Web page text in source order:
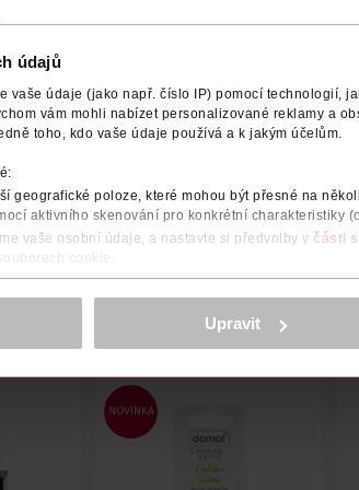
údajů
vaše údaje (jako např. číslo IP) pomocí technologií,
vám mohli nabízet personalizované reklamy a
toho, kdo vaše údaje používá a k jakým účelům.
geografické poloze, které mohou být přesné na
aktivního skenování pro konkrétní charakteristiky
vaše osobní údaje, a nastavte si předvolby v části
cookie.
a reklam, funkcí sociálních médií, analýze
osobních údajů.
<
Upravit
VÝROBCE/DODAVATEL
S osvěžovači Domol se stylovou vůní